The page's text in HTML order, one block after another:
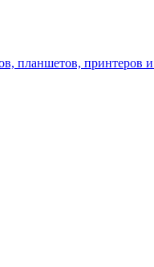
планшетов, принтеров